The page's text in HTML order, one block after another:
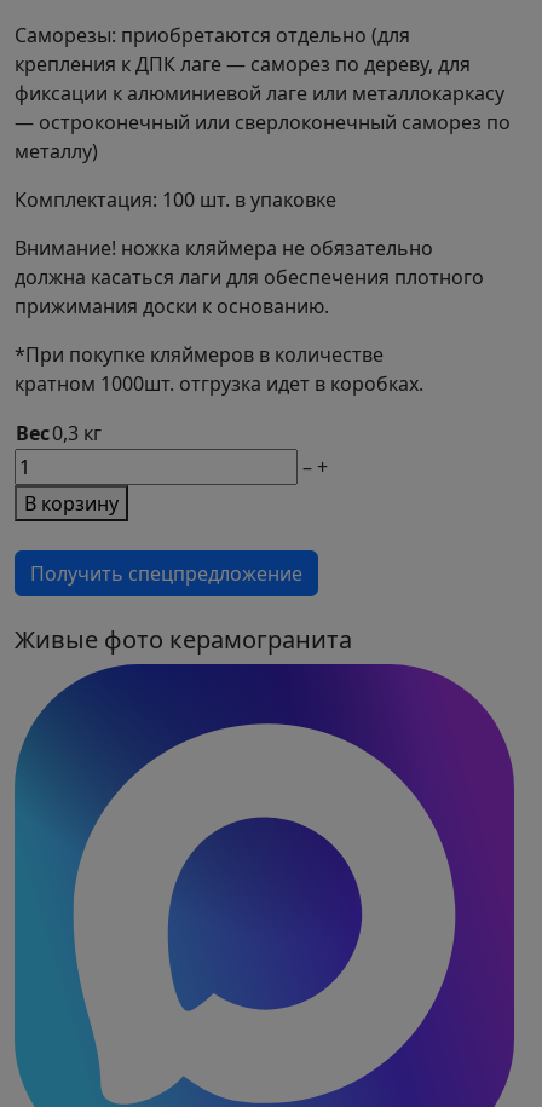
Саморезы: приобретаются отдельно (для
крепления к ДПК лаге — саморез по дереву, для
фиксации к алюминиевой лаге или металлокаркасу
— остроконечный или сверлоконечный саморез по
металлу)
Комплектация: 100 шт. в упаковке
Внимание! ножка кляймера не обязательно
должна касаться лаги для обеспечения плотного
прижимания доски к основанию.
*При покупке кляймеров в количестве
кратном 1000шт. отгрузка идет в коробках.
Вес0,3 кг
М2
товара
Клипса
монтажная
HILST
для
универсальной
доски
(упак.
100шт)
– +
В корзину
Получить спецпредложение
Живые фото керамогранита